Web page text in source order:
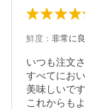
鮮度 ： 非常に
いつも注文
すべてにお
美味しいです
これからも